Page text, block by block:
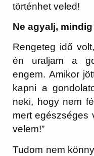
történhet veled!
Ne agyalj,
Rengeteg idő
én uraljam a
engem. Amikor
kapni a
neki, hogy nem
mert egészséges
velem!”
Tudom nem